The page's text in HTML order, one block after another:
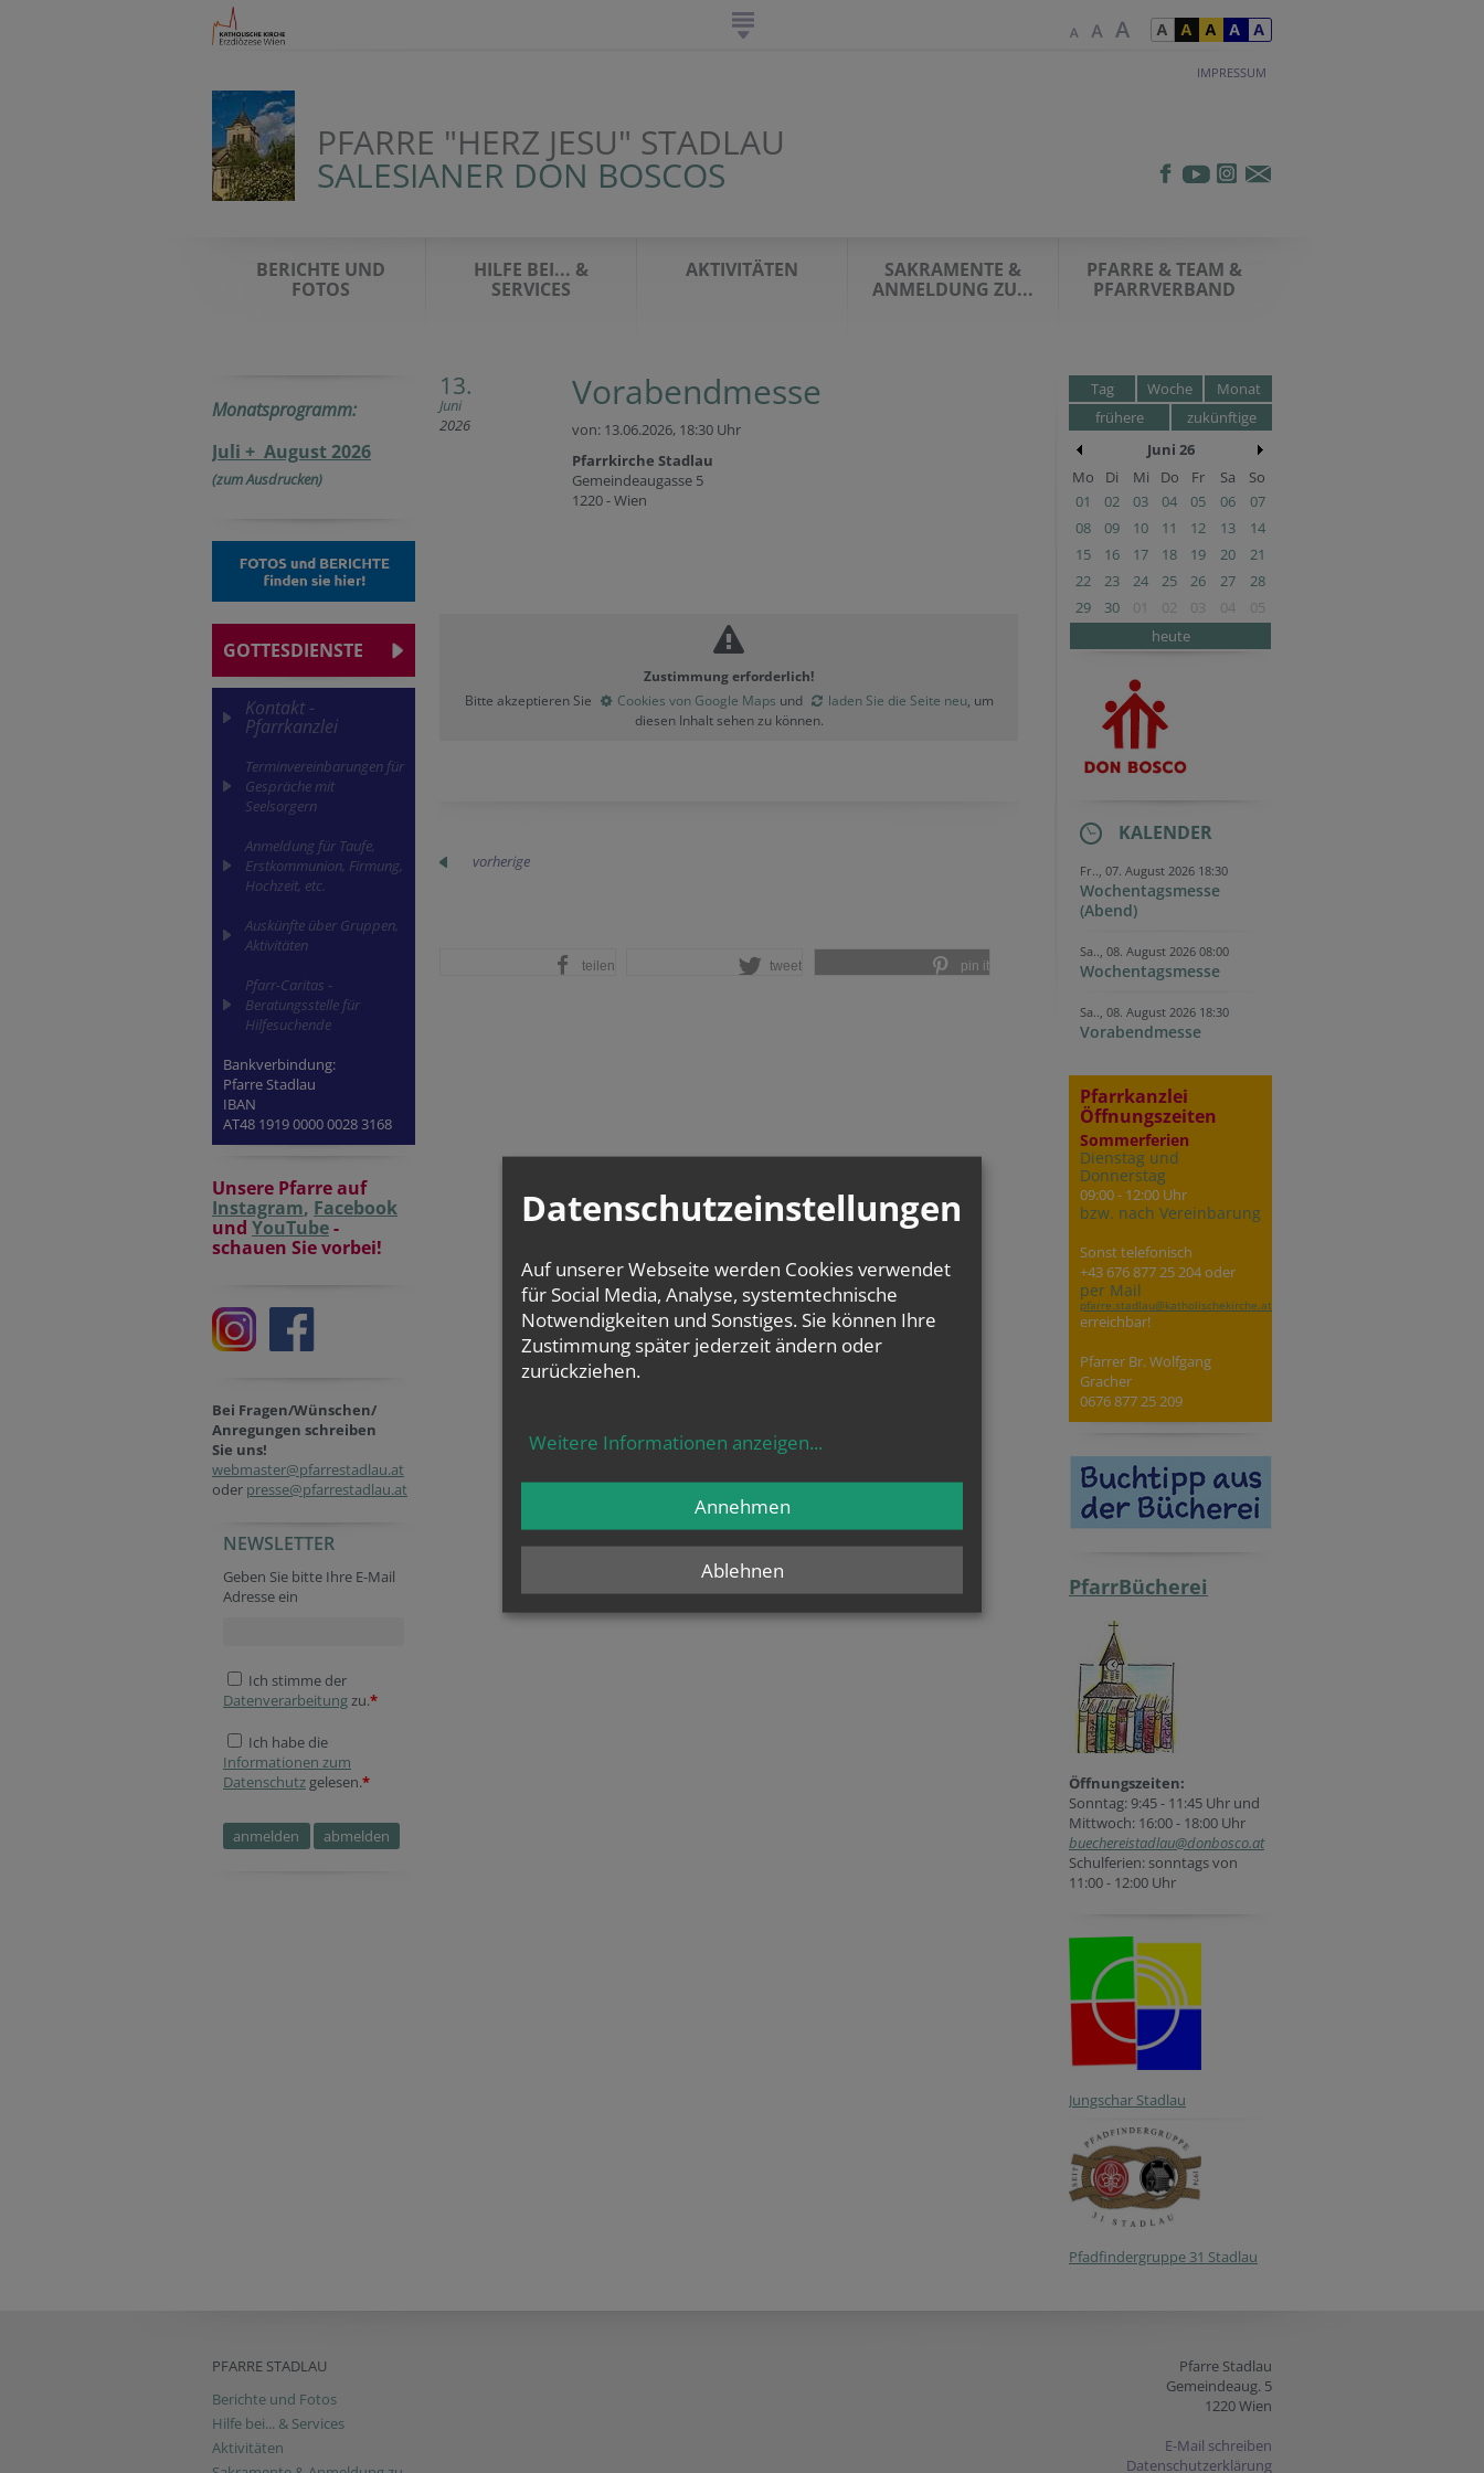
IMPRESSUM
PFARRE "HERZ JESU" STADLAU
SALESIANER DON BOSCOS
BERICHTE UND
FOTOS
HILFE BEI... &
SERVICES
AKTIVITÄTEN
SAKRAMENTE &
ANMELDUNG ZU...
PFARRE & TEAM &
PFARRVERBAND
Monatsprogramm:
Juli + August 2026
(zum Ausdrucken)
GOTTESDIENSTE
Kontakt -
Pfarrkanzlei
Terminvereinbarungen für
Gespräche mit
Seelsorgern
Anmeldung für Taufe,
Erstkommunion, Firmung,
Hochzeit, etc.
Auskünfte über Gruppen,
Aktivitäten
Pfarr-Caritas -
Beratungsstelle für
Hilfesuchende
Bankverbindung:
Pfarre Stadlau
IBAN
AT48 1919 0000 0028 3168
Unsere Pfarre auf
Instagram, Facebook
und YouTube-
schauen Sie vorbei!
Bei Fragen/Wünschen/
Anregungen schreiben
Sie uns!
webmaster@pfarrestadlau.at
oder presse@pfarrestadlau.at
NEWSLETTER
Geben Sie bitte Ihre E-Mail
Adresse ein
Ich stimme der
Datenverarbeitungzu.*
Ich habe die
Informationen zum
Datenschutz gelesen.*
13.
Juni
2026
Vorabendmesse
von: 13.06.2026, 18:30 Uhr
Pfarrkirche Stadlau
Gemeindeaugasse 5
1220 - Wien
Zustimmung erforderlich!
Bitte akzeptieren Sie
Cookies von Google Maps und laden Sie die Seite neu, um
diesen Inhalt sehen zu können.
vorherige
teilen tweet pin it
Tag Woche
Monat
frühere
zukünftige
Juni 26
Mo
Di Mi Do Fr Sa
So
01
02 03 04 05 06
07
08
09 10 11 12 13
14
15
16 17 18 19 20
21
22
23 24 25 26 27
28
29
30 01 02 03 04
05
heute
KALENDER
Fr.., 07. August 2026 18:30
Wochentagsmesse
(Abend)
Sa.., 08. August 2026 08:00
Wochentagsmesse
Sa.., 08. August 2026 18:30
Vorabendmesse
Pfarrkanzlei
Öffnungszeiten
Sommerferien
Dienstag und
Donnerstag
09:00 - 12:00 Uhr
bzw. nach Vereinbarung
Sonst telefonisch
+43 676 877 25 204 oder
per Mail
pfarre.stadlau@katholischekirche.at
erreichbar!
Pfarrer Br. Wolfgang
Gracher
0676 877 25 209
PfarrBücherei
Öffnungszeiten:
Sonntag: 9:45 - 11:45 Uhr und
Mittwoch: 16:00 - 18:00 Uhr
buechereistadlau@donbosco.at
Schulferien: sonntags von
11:00 - 12:00 Uhr
Jungschar Stadlau
Pfadfindergruppe 31 Stadlau
PFARRE STADLAU
Berichte und Fotos
Hilfe bei... & Services
Aktivitäten
Pfarre Stadlau
Gemeindeaug. 5
1220 Wien
E-Mail schreiben
Datenschutzerklärung
Datenschutzeinstellungen
Auf unserer Webseite werden Cookies verwendet
für Social Media, Analyse, systemtechnische
Notwendigkeiten und Sonstiges. Sie können Ihre
Zustimmung später jederzeit ändern oder
zurückziehen.
Weitere Informationen anzeigen...
Ablehnen
Annehmen